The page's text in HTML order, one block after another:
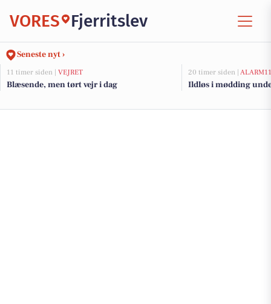
VORES Fjerritslev
Seneste nyt ›
11 timer siden | VEJRET
Blæsende, men tørt vejr i dag
20 timer siden |
Ildløs i mødding